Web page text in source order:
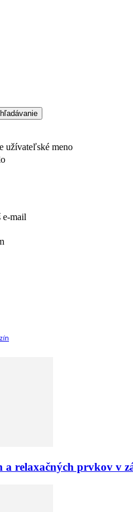
užívateľské meno
e-mail
a relaxačných prvkov v